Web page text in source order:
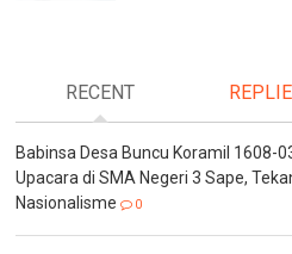
RECENT
Babinsa Desa Buncu Koramil 1608-
Upacara di SMA Negeri 3 Sape,
Nasionalisme
0